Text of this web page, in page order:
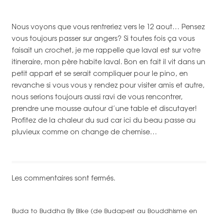
Nous voyons que vous rentreriez vers le 12 aout… Pensez
vous toujours passer sur angers? Si toutes fois ça vous
faisait un crochet, je me rappelle que laval est sur votre
itineraire, mon père habite laval. Bon en fait il vit dans un
petit appart et se serait compliquer pour le pino, en
revanche si vous vous y rendez pour visiter amis et autre,
nous serions toujours aussi ravi de vous rencontrer,
prendre une mousse autour d’une table et discutayer!
Profitez de la chaleur du sud car ici du beau passe au
pluvieux comme on change de chemise…
Les commentaires sont fermés.
Buda to Buddha By Bike (de Budapest au Bouddhisme en